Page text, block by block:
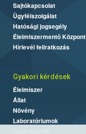
Sajtókapcsolat
Ügyfélszolgálat
Hatósági jogsegély
Élelmiszermentő Központ
Hírlevél feliratkozás
Gyakori kérdések
Élelmiszer
Állat
Növény
Laboratóriumok